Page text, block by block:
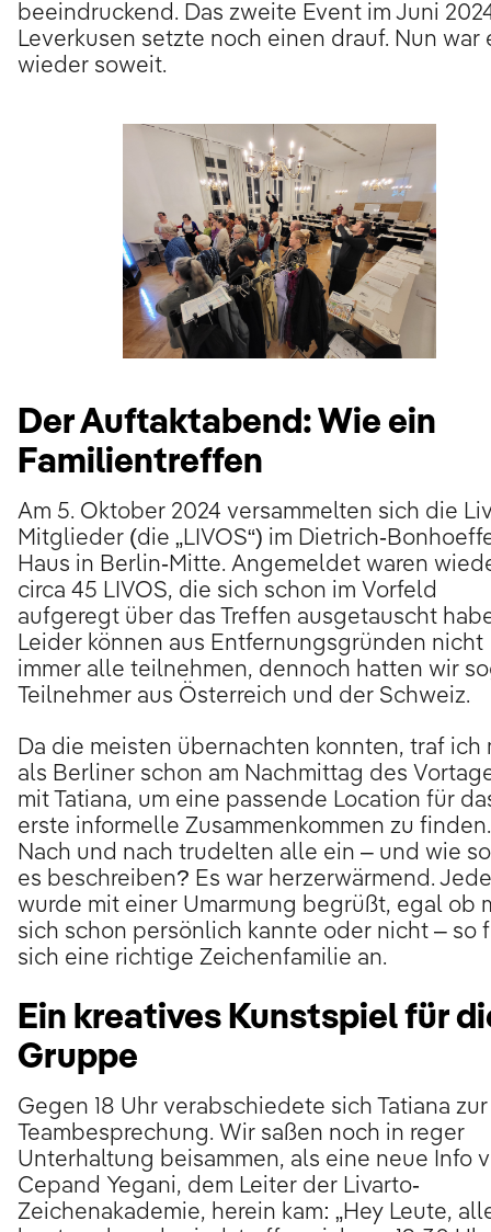
beeindruckend. Das zweite Event im Juni
Leverkusen setzte noch einen drauf. Nun war
wieder soweit.
Der Auftaktabend: Wie ein
Familientreffen
Am 5. Oktober 2024 versammelten sich die
Mitglieder (die „LIVOS“) im Dietrich-
Haus in Berlin-Mitte. Angemeldet waren
circa 45 LIVOS, die sich schon im Vorfeld
aufgeregt über das Treffen ausgetauscht
Leider können aus Entfernungsgründen nicht
immer alle teilnehmen, dennoch hatten wir
Teilnehmer aus Österreich und der Schweiz.
Da die meisten übernachten konnten, traf ich
als Berliner schon am Nachmittag des
mit Tatiana, um eine passende Location für
erste informelle Zusammenkommen zu finden.
Nach und nach trudelten alle ein – und wie
es beschreiben? Es war herzerwärmend.
wurde mit einer Umarmung begrüßt, egal ob
sich schon persönlich kannte oder nicht – so
sich eine richtige Zeichenfamilie an.
Ein kreatives Kunstspiel für
Gruppe
Gegen 18 Uhr verabschiedete sich Tatiana zur
Teambesprechung. Wir saßen noch in reger
Unterhaltung beisammen, als eine neue Info
Cepand Yegani, dem Leiter der Livarto-
Zeichenakademie, herein kam: „Hey Leute,